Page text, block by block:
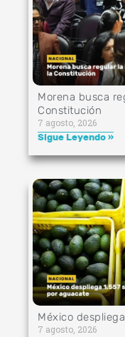
Morena busca
Constitución
7 agosto, 2026
Sigue Leyendo »
México
7 agosto, 2026